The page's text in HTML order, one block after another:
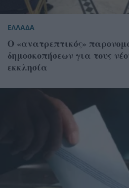
ΕΛΛΑΔΑ
Ο «ανατρεπτικός»
δημοσκοπήσεων για τους
εκκλησία